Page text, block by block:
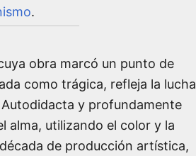
.
obra marcó un punto de
como trágica, refleja la lucha
y profundamente
alma, utilizando el color y la
de producción artística,